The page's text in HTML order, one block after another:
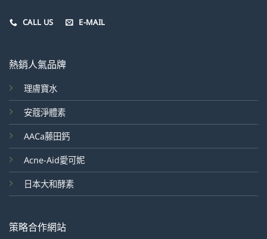
CALL US E-MAIL
熱銷人氣品牌
理膚寶水
安蔻淨體素
AACa藤田鈣
Acne-Aid愛可妮
日本大和酵素
策略合作網站